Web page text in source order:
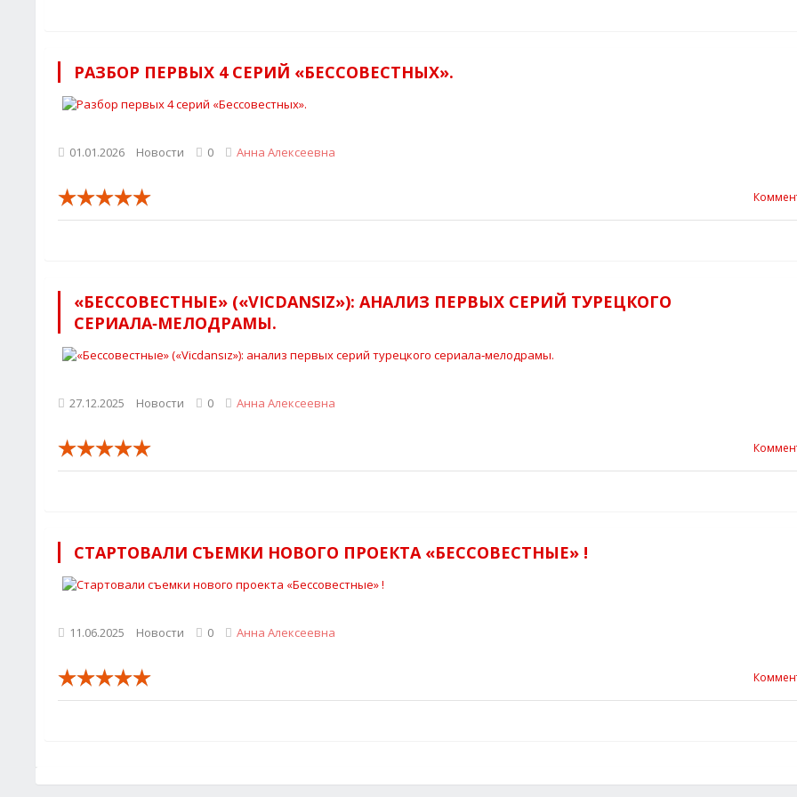
РАЗБОР ПЕРВЫХ 4 СЕРИЙ «БЕССОВЕСТНЫХ».
01.01.2026 Новости 0 Анна Алексеевна
«БЕССОВЕСТНЫЕ» («VICDANSIZ»): АНАЛИЗ ПЕРВЫХ СЕРИЙ ТУРЕЦКОГО
СЕРИАЛА‑МЕЛОДРАМЫ.
27.12.2025 Новости 0 Анна Алексеевна
СТАРТОВАЛИ СЪЕМКИ НОВОГО ПРОЕКТА «БЕССОВЕСТНЫЕ» !
11.06.2025 Новости 0 Анна Алексеевна